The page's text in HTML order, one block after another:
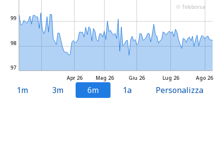
Mag 26 Lug 26
Apr 26 Giu 26 Ago 26
97
98
99
© Teleborsa
1m 3m 6m 1a Personalizza